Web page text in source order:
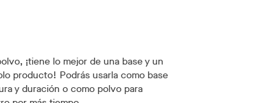
¡tiene lo mejor de una base y un
producto! Podrás usarla como base
y duración o como polvo para